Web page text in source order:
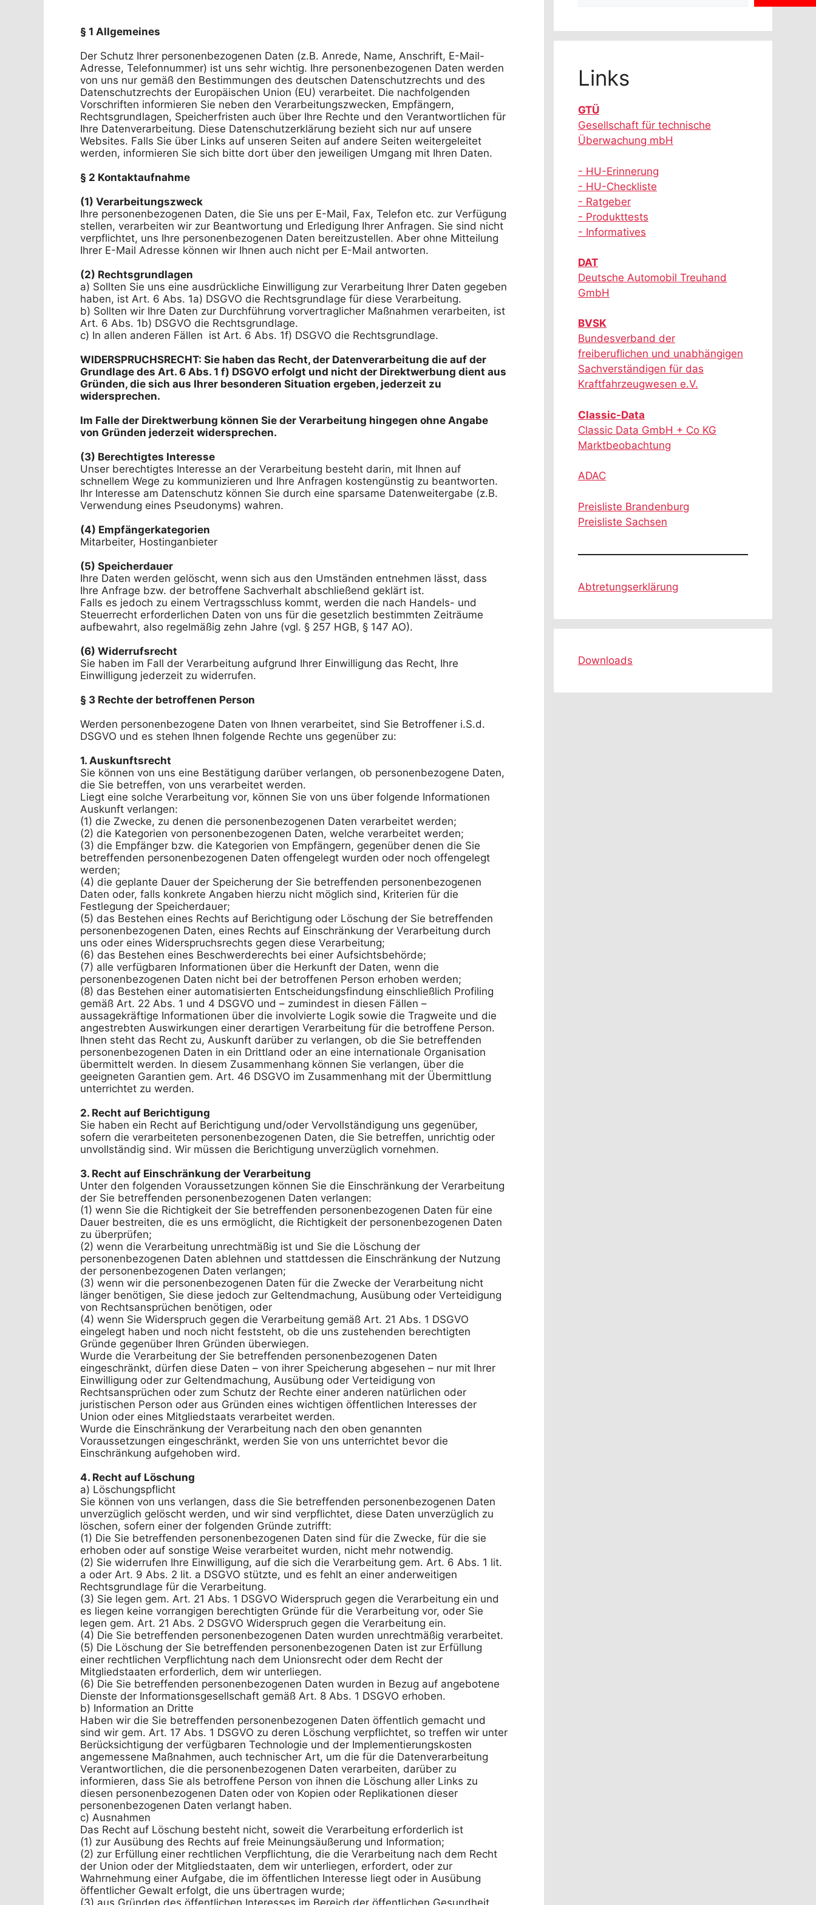
§ 1 Allgemeines
Der Schutz Ihrer personenbezogenen Daten (z.B. Anrede, Name, Anschrift, E-Mail-
Adresse, Telefonnummer) ist uns sehr wichtig. Ihre personenbezogenen Daten werden
von uns nur gemäß den Bestimmungen des deutschen Datenschutzrechts und des
Datenschutzrechts der Europäischen Union (EU) verarbeitet. Die nachfolgenden
Vorschriften informieren Sie neben den Verarbeitungszwecken, Empfängern,
Rechtsgrundlagen, Speicherfristen auch über Ihre Rechte und den Verantwortlichen für
Ihre Datenverarbeitung. Diese Datenschutzerklärung bezieht sich nur auf unsere
Websites. Falls Sie über Links auf unseren Seiten auf andere Seiten weitergeleitet
werden, informieren Sie sich bitte dort über den jeweiligen Umgang mit Ihren Daten.
(1) Verarbeitungszweck
Ihre personenbezogenen Daten, die Sie uns per E-Mail, Fax, Telefon etc. zur Verfügung
stellen, verarbeiten wir zur Beantwortung und Erledigung Ihrer Anfragen. Sie sind nicht
verpflichtet, uns Ihre personenbezogenen Daten bereitzustellen. Aber ohne Mitteilung
Ihrer E-Mail Adresse können wir Ihnen auch nicht per E-Mail antworten.
(2) Rechtsgrundlagen
a) Sollten Sie uns eine ausdrückliche Einwilligung zur Verarbeitung Ihrer Daten gegeben
haben, ist Art. 6 Abs. 1a) DSGVO die Rechtsgrundlage für diese Verarbeitung.
b) Sollten wir Ihre Daten zur Durchführung vorvertraglicher Maßnahmen verarbeiten, ist
Art. 6 Abs. 1b) DSGVO die Rechtsgrundlage.
c) In allen anderen Fällen  ist Art. 6 Abs. 1f) DSGVO die Rechtsgrundlage.
WIDERSPRUCHSRECHT: Sie haben das Recht, der Datenverarbeitung die auf der
Grundlage des Art. 6 Abs. 1 f) DSGVO erfolgt und nicht der Direktwerbung dient aus
Gründen, die sich aus Ihrer besonderen Situation ergeben, jederzeit zu
widersprechen.
Im Falle der Direktwerbung können Sie der Verarbeitung hingegen ohne Angabe
(3) Berechtigtes Interesse
Unser berechtigtes Interesse an der Verarbeitung besteht darin, mit Ihnen auf
schnellem Wege zu kommunizieren und Ihre Anfragen kostengünstig zu beantworten.
Ihr Interesse am Datenschutz können Sie durch eine sparsame Datenweitergabe (z.B.
Verwendung eines Pseudonyms) wahren.
(4) Empfängerkategorien
Mitarbeiter, Hostinganbieter
(5) Speicherdauer
Ihre Daten werden gelöscht, wenn sich aus den Umständen entnehmen lässt, dass
Ihre Anfrage bzw. der betroffene Sachverhalt abschließend geklärt ist.
Falls es jedoch zu einem Vertragsschluss kommt, werden die nach Handels- und
Steuerrecht erforderlichen Daten von uns für die gesetzlich bestimmten Zeiträume
aufbewahrt, also regelmäßig zehn Jahre (vgl. § 257 HGB, § 147 AO).
(6) Widerrufsrecht
Sie haben im Fall der Verarbeitung aufgrund Ihrer Einwilligung das Recht, Ihre
Einwilligung jederzeit zu widerrufen.
§ 3 Rechte der betroffenen Person
Werden personenbezogene Daten von Ihnen verarbeitet, sind Sie Betroffener i.S.d.
DSGVO und es stehen Ihnen folgende Rechte uns gegenüber zu:
1. Auskunftsrecht
Sie können von uns eine Bestätigung darüber verlangen, ob personenbezogene Daten,
die Sie betreffen, von uns verarbeitet werden.
Liegt eine solche Verarbeitung vor, können Sie von uns über folgende Informationen
Auskunft verlangen:
(1) die Zwecke, zu denen die personenbezogenen Daten verarbeitet werden;
(2) die Kategorien von personenbezogenen Daten, welche verarbeitet werden;
(3) die Empfänger bzw. die Kategorien von Empfängern, gegenüber denen die Sie
betreffenden personenbezogenen Daten offengelegt wurden oder noch offengelegt
werden;
(4) die geplante Dauer der Speicherung der Sie betreffenden personenbezogenen
Daten oder, falls konkrete Angaben hierzu nicht möglich sind, Kriterien für die
Festlegung der Speicherdauer;
(5) das Bestehen eines Rechts auf Berichtigung oder Löschung der Sie betreffenden
personenbezogenen Daten, eines Rechts auf Einschränkung der Verarbeitung durch
uns oder eines Widerspruchsrechts gegen diese Verarbeitung;
(6) das Bestehen eines Beschwerderechts bei einer Aufsichtsbehörde;
(7) alle verfügbaren Informationen über die Herkunft der Daten, wenn die
personenbezogenen Daten nicht bei der betroffenen Person erhoben werden;
(8) das Bestehen einer automatisierten Entscheidungsfindung einschließlich Profiling
gemäß Art. 22 Abs. 1 und 4 DSGVO und – zumindest in diesen Fällen –
aussagekräftige Informationen über die involvierte Logik sowie die Tragweite und die
angestrebten Auswirkungen einer derartigen Verarbeitung für die betroffene Person.
Ihnen steht das Recht zu, Auskunft darüber zu verlangen, ob die Sie betreffenden
personenbezogenen Daten in ein Drittland oder an eine internationale Organisation
übermittelt werden. In diesem Zusammenhang können Sie verlangen, über die
geeigneten Garantien gem. Art. 46 DSGVO im Zusammenhang mit der Übermittlung
unterrichtet zu werden.
2. Recht auf Berichtigung
Sie haben ein Recht auf Berichtigung und/oder Vervollständigung uns gegenüber,
sofern die verarbeiteten personenbezogenen Daten, die Sie betreffen, unrichtig oder
unvollständig sind. Wir müssen die Berichtigung unverzüglich vornehmen.
3. Recht auf Einschränkung der Verarbeitung
Unter den folgenden Voraussetzungen können Sie die Einschränkung der Verarbeitung
der Sie betreffenden personenbezogenen Daten verlangen:
(1) wenn Sie die Richtigkeit der Sie betreffenden personenbezogenen Daten für eine
Dauer bestreiten, die es uns ermöglicht, die Richtigkeit der personenbezogenen Daten
zu überprüfen;
(2) wenn die Verarbeitung unrechtmäßig ist und Sie die Löschung der
personenbezogenen Daten ablehnen und stattdessen die Einschränkung der Nutzung
der personenbezogenen Daten verlangen;
(3) wenn wir die personenbezogenen Daten für die Zwecke der Verarbeitung nicht
länger benötigen, Sie diese jedoch zur Geltendmachung, Ausübung oder Verteidigung
von Rechtsansprüchen benötigen, oder
(4) wenn Sie Widerspruch gegen die Verarbeitung gemäß Art. 21 Abs. 1 DSGVO
eingelegt haben und noch nicht feststeht, ob die uns zustehenden berechtigten
Gründe gegenüber Ihren Gründen überwiegen.
Wurde die Verarbeitung der Sie betreffenden personenbezogenen Daten
eingeschränkt, dürfen diese Daten – von ihrer Speicherung abgesehen – nur mit Ihrer
Einwilligung oder zur Geltendmachung, Ausübung oder Verteidigung von
Rechtsansprüchen oder zum Schutz der Rechte einer anderen natürlichen oder
juristischen Person oder aus Gründen eines wichtigen öffentlichen Interesses der
Union oder eines Mitgliedstaats verarbeitet werden.
Wurde die Einschränkung der Verarbeitung nach den oben genannten
Voraussetzungen eingeschränkt, werden Sie von uns unterrichtet bevor die
Einschränkung aufgehoben wird.
4. Recht auf Löschung
a) Löschungspflicht
Sie können von uns verlangen, dass die Sie betreffenden personenbezogenen Daten
unverzüglich gelöscht werden, und wir sind verpflichtet, diese Daten unverzüglich zu
löschen, sofern einer der folgenden Gründe zutrifft:
(1) Die Sie betreffenden personenbezogenen Daten sind für die Zwecke, für die sie
erhoben oder auf sonstige Weise verarbeitet wurden, nicht mehr notwendig.
(2) Sie widerrufen Ihre Einwilligung, auf die sich die Verarbeitung gem. Art. 6 Abs. 1 lit.
a oder Art. 9 Abs. 2 lit. a DSGVO stützte, und es fehlt an einer anderweitigen
Rechtsgrundlage für die Verarbeitung.
(3) Sie legen gem. Art. 21 Abs. 1 DSGVO Widerspruch gegen die Verarbeitung ein und
es liegen keine vorrangigen berechtigten Gründe für die Verarbeitung vor, oder Sie
legen gem. Art. 21 Abs. 2 DSGVO Widerspruch gegen die Verarbeitung ein.
(4) Die Sie betreffenden personenbezogenen Daten wurden unrechtmäßig verarbeitet.
(5) Die Löschung der Sie betreffenden personenbezogenen Daten ist zur Erfüllung
einer rechtlichen Verpflichtung nach dem Unionsrecht oder dem Recht der
Mitgliedstaaten erforderlich, dem wir unterliegen.
(6) Die Sie betreffenden personenbezogenen Daten wurden in Bezug auf angebotene
Dienste der Informationsgesellschaft gemäß Art. 8 Abs. 1 DSGVO erhoben.
b) Information an Dritte
Haben wir die Sie betreffenden personenbezogenen Daten öffentlich gemacht und
sind wir gem. Art. 17 Abs. 1 DSGVO zu deren Löschung verpflichtet, so treffen wir unter
Berücksichtigung der verfügbaren Technologie und der Implementierungskosten
angemessene Maßnahmen, auch technischer Art, um die für die Datenverarbeitung
Verantwortlichen, die die personenbezogenen Daten verarbeiten, darüber zu
informieren, dass Sie als betroffene Person von ihnen die Löschung aller Links zu
diesen personenbezogenen Daten oder von Kopien oder Replikationen dieser
personenbezogenen Daten verlangt haben.
c) Ausnahmen
Das Recht auf Löschung besteht nicht, soweit die Verarbeitung erforderlich ist
(1) zur Ausübung des Rechts auf freie Meinungsäußerung und Information;
(2) zur Erfüllung einer rechtlichen Verpflichtung, die die Verarbeitung nach dem Recht
der Union oder der Mitgliedstaaten, dem wir unterliegen, erfordert, oder zur
Wahrnehmung einer Aufgabe, die im öffentlichen Interesse liegt oder in Ausübung
öffentlicher Gewalt erfolgt, die uns übertragen wurde;
(3) aus Gründen des öffentlichen Interesses im Bereich der öffentlichen Gesundheit
Links
GTÜ
Gesellschaft für technische
Überwachung mbH
- HU-Erinnerung
- HU-Checkliste
- Ratgeber
- Produkttests
- Informatives
DAT
Deutsche Automobil Treuhand
GmbH
BVSK
Bundesverband der
freiberuflichen und unabhängigen
Sachverständigen für das
Kraftfahrzeugwesen e.V.
Classic-Data
Classic Data GmbH + Co KG
Marktbeobachtung
ADAC
Preisliste Brandenburg
Preisliste Sachsen
Abtretungserklärung
Downloads